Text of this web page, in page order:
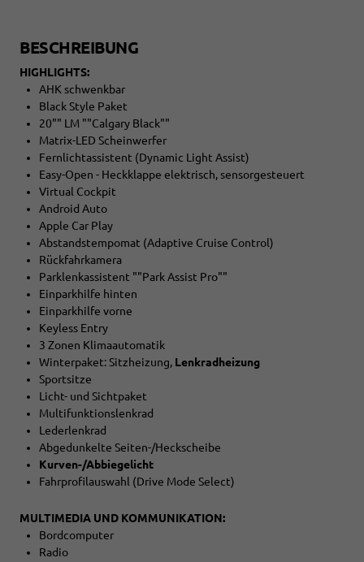
BESCHREIBUNG
HIGHLIGHTS:
AHK schwenkbar
Black Style Paket
20"" LM ""Calgary Black""
Matrix-LED Scheinwerfer
Fernlichtassistent (Dynamic Light Assist)
Easy-Open - Heckklappe elektrisch, sensorgesteuert
Virtual Cockpit
Android Auto
Apple Car Play
Abstandstempomat (Adaptive Cruise Control)
Rückfahrkamera
Parklenkassistent ""Park Assist Pro""
Einparkhilfe hinten
Einparkhilfe vorne
Keyless Entry
3 Zonen Klimaautomatik
Winterpaket: Sitzheizung, Lenkradheizung
Sportsitze
Licht- und Sichtpaket
Multifunktionslenkrad
Lederlenkrad
Abgedunkelte Seiten-/Heckscheibe
Kurven-/Abbiegelicht
Fahrprofilauswahl (Drive Mode Select)
MULTIMEDIA UND KOMMUNIKATION:
Bordcomputer
Radio